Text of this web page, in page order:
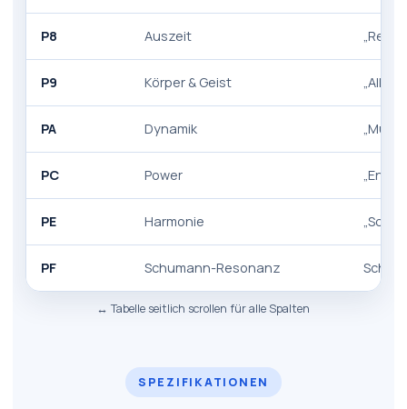
P8 Auszeit
P9 Körper & Geist
PA Dynamik
PC Power
PE Harmonie
PF Schumann-Resonanz
↔️ Tabelle seitlich scrollen für alle Spalten
SPEZIFIKATIONEN